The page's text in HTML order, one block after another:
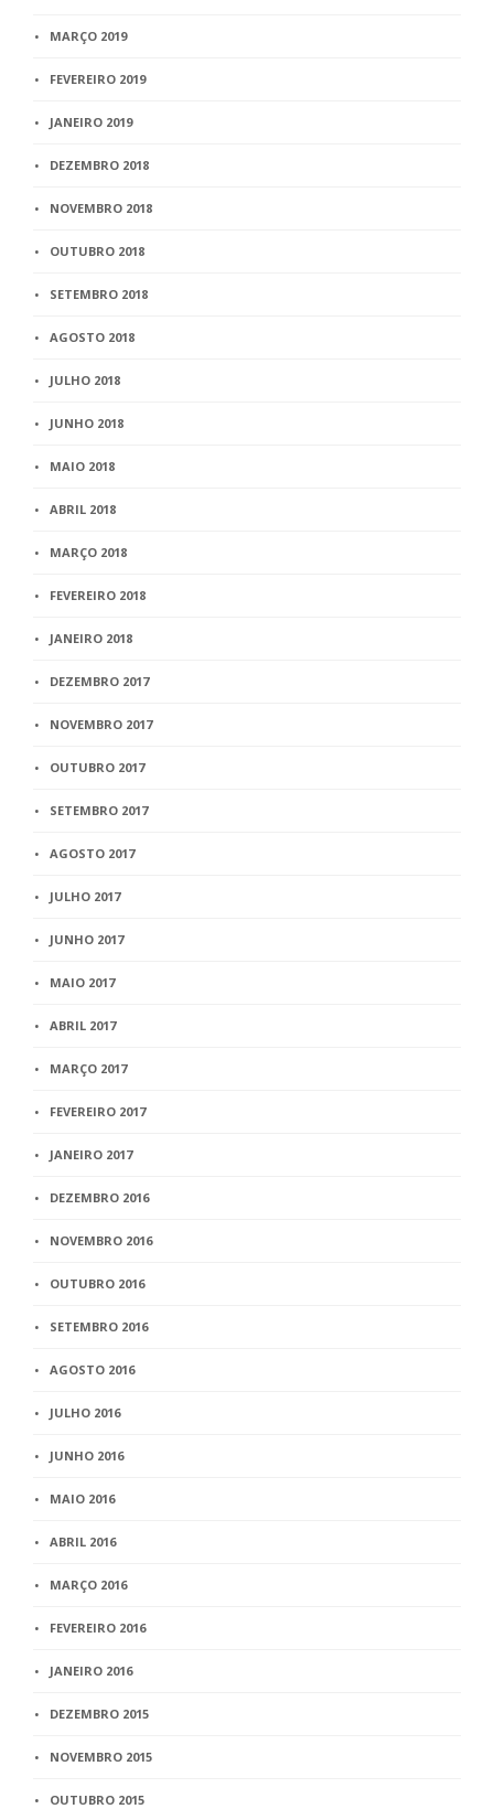
MARÇO 2019
FEVEREIRO 2019
JANEIRO 2019
DEZEMBRO 2018
NOVEMBRO 2018
OUTUBRO 2018
SETEMBRO 2018
AGOSTO 2018
JULHO 2018
JUNHO 2018
MAIO 2018
ABRIL 2018
MARÇO 2018
FEVEREIRO 2018
JANEIRO 2018
DEZEMBRO 2017
NOVEMBRO 2017
OUTUBRO 2017
SETEMBRO 2017
AGOSTO 2017
JULHO 2017
JUNHO 2017
MAIO 2017
ABRIL 2017
MARÇO 2017
FEVEREIRO 2017
JANEIRO 2017
DEZEMBRO 2016
NOVEMBRO 2016
OUTUBRO 2016
SETEMBRO 2016
AGOSTO 2016
JULHO 2016
JUNHO 2016
MAIO 2016
ABRIL 2016
MARÇO 2016
FEVEREIRO 2016
JANEIRO 2016
DEZEMBRO 2015
NOVEMBRO 2015
OUTUBRO 2015